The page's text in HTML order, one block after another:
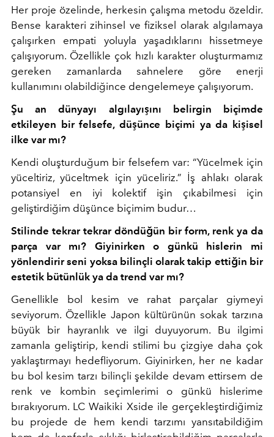
Her proje özelinde, herkesin çalışma metodu özeldir.
Bense karakteri zihinsel ve fiziksel olarak algılamaya
çalışırken empati yoluyla yaşadıklarını hissetmeye
çalışıyorum. Özellikle çok hızlı karakter oluşturmamız
gereken zamanlarda sahnelere göre enerji
kullanımını olabildiğince dengelemeye çalışıyorum.
Şu an dünyayı algılayışını belirgin biçimde
etkileyen bir felsefe, düşünce biçimi ya da kişisel
ilke var mı?
Kendi oluşturduğum bir felsefem var: “Yücelmek için
yüceltiriz, yüceltmek için yüceliriz.” İş ahlakı olarak
potansiyel en iyi kolektif işin çıkabilmesi için
geliştirdiğim düşünce biçimim budur…
Stilinde tekrar tekrar döndüğün bir form, renk ya da
parça var mı? Giyinirken o günkü hislerin mi
yönlendirir seni yoksa bilinçli olarak takip ettiğin bir
estetik bütünlük ya da trend var mı?
Genellikle bol kesim ve rahat parçalar giymeyi
seviyorum. Özellikle Japon kültürünün sokak tarzına
büyük bir hayranlık ve ilgi duyuyorum. Bu ilgimi
zamanla geliştirip, kendi stilimi bu çizgiye daha çok
yaklaştırmayı hedefliyorum. Giyinirken, her ne kadar
bu bol kesim tarzı bilinçli şekilde devam ettirsem de
renk ve kombin seçimlerimi o günkü hislerime
bırakıyorum. LC Waikiki Xside ile gerçekleştirdiğimiz
bu projede de hem kendi tarzımı yansıtabildiğim